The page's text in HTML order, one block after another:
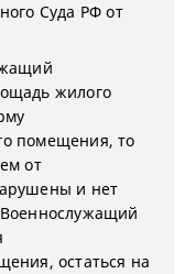
Суда РФ от
жилого
помещения, то
от
и нет
остаться на